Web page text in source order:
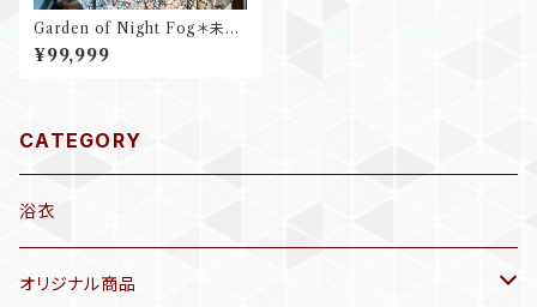
Garden of Night Fog＊未使
用品 辻が花テイスト ネイビー
紺 藤 桜 更紗模様 小紋着物 B3
¥99,999
CATEGORY
浴衣
オリジナル商品